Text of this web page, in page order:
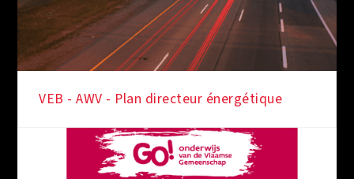
VEB - AWV - Plan directeur énergétique